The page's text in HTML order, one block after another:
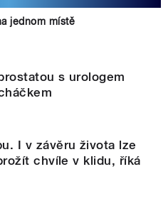
jednom místě
s urologem
I v závěru života lze
chvíle v klidu, říká